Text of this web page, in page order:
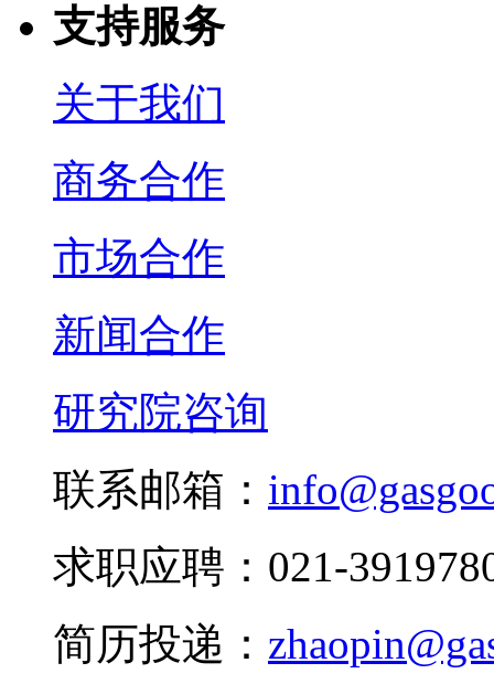
支持服务
关于我们
商务合作
市场合作
新闻合作
研究院咨询
联系邮箱：
求职应聘：021-
简历投递：